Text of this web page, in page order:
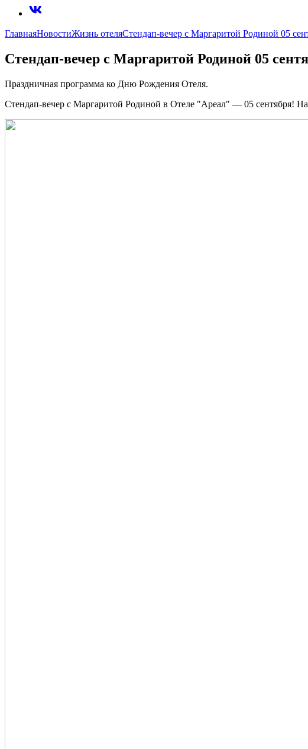
ГлавнаяНовостиЖизнь отеляСтендап-вечер с Маргаритой Родиной 05
Стендап-вечер с Маргаритой Родиной 05
Праздничная программа ко Дню Рождения Отеля.
Стендап-вечер с Маргаритой Родиной в Отеле "Ареал" — 05 сентября!